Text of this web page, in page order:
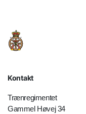
Kontakt
Trænregimentet
Gammel Høvej 34